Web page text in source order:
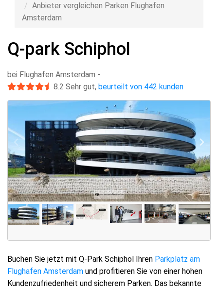
Anbieter vergleichen Parken Flughafen
Amsterdam
Q-park Schiphol
bei Flughafen Amsterdam -
8.2 Sehr gut, beurteilt von 442 kunden
Buchen Sie jetzt mit Q-Park Schiphol Ihren Parkplatz am
Flughafen Amsterdam und profitieren Sie von einer hohen
Kundenzufriedenheit und sicherem Parken. Das bekannte